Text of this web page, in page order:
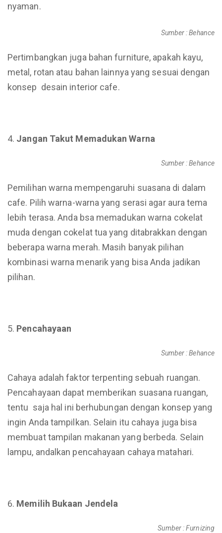
nyaman.
Sumber : Behance
Pertimbangkan juga bahan furniture, apakah kayu,
metal, rotan atau bahan lainnya yang sesuai dengan
konsep desain interior cafe.
Jangan Takut Memadukan Warna
Sumber : Behance
Pemilihan warna mempengaruhi suasana di dalam
cafe. Pilih warna-warna yang serasi agar aura tema
lebih terasa. Anda bsa memadukan warna cokelat
muda dengan cokelat tua yang ditabrakkan dengan
beberapa warna merah. Masih banyak pilihan
kombinasi warna menarik yang bisa Anda jadikan
pilihan.
Pencahayaan
Sumber : Behance
Cahaya adalah faktor terpenting sebuah ruangan.
Pencahayaan dapat memberikan suasana ruangan,
tentu saja hal ini berhubungan dengan konsep yang
ingin Anda tampilkan. Selain itu cahaya juga bisa
membuat tampilan makanan yang berbeda. Selain
lampu, andalkan pencahayaan cahaya matahari.
Memilih Bukaan Jendela
Sumber : Furnizing